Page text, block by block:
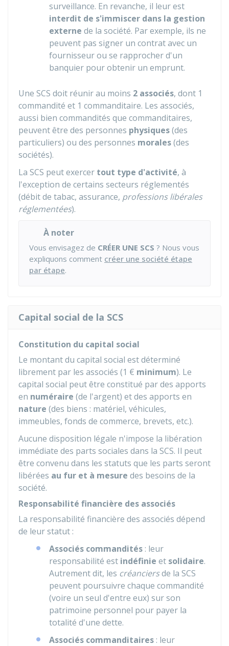
surveillance. En revanche, il leur est
interdit de s'immiscer dans la gestion
externe de la société. Par exemple, ils ne
peuvent pas signer un contrat avec un
fournisseur ou se rapprocher d'un
banquier pour obtenir un emprunt.
Une SCS doit réunir au moins 2 associés, dont 1
commandité et 1 commanditaire. Les associés,
aussi bien commandités que commanditaires,
peuvent être des personnes physiques(des
particuliers) ou des personnes morales(des
sociétés).
La SCS peut exercer tout type d'activité, à
l'exception de certains secteurs réglementés
(débit de tabac, assurance, professions libérales
réglementées).
À noter
Vous envisagez de CRÉER UNE SCS ? Nous vous
expliquons comment créer une société étape
par étape.
Capital social de la SCS
Constitution du capital social
Le montant du capital social est déterminé
librement par les associés (1 € minimum). Le
capital social peut être constitué par des apports
en numéraire (de l'argent) et des apports en
nature (des biens : matériel, véhicules,
immeubles, fonds de commerce, brevets, etc.).
Aucune disposition légale n'impose la libération
immédiate des parts sociales dans la SCS. Il peut
être convenu dans les statuts que les parts seront
libérées au fur et à mesure des besoins de la
société.
Responsabilité financière des associés
La responsabilité financière des associés dépend
de leur statut :
Associés commandités : leur
responsabilité est indéfinie et solidaire.
Autrement dit, les créanciersde la SCS
peuvent poursuivre chaque commandité
(voire un seul d'entre eux) sur son
patrimoine personnel pour payer la
totalité d'une dette.
Associés commanditaires : leur